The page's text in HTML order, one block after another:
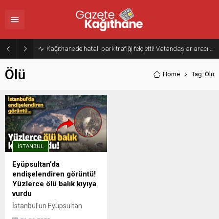
Ölü Home Tag: Ölü
İSTANBUL
Eyüpsultan’da
endişelendiren görüntü!
Yüzlerce ölü balık kıyıya
vurdu
İstanbul'un Eyüpsultan